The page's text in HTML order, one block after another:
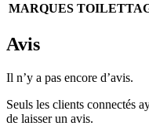
MARQUES
Avis
Il n’y a pas encore d’avis.
Seuls les clients connectés
de laisser un avis.